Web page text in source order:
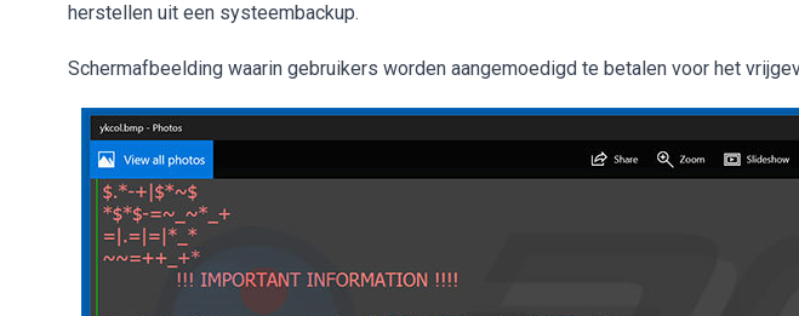
herstellen uit een systeembackup.
Schermafbeelding waarin gebruikers worden aangemoedigd te betalen voor het